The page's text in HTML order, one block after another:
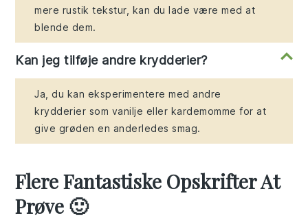
mere rustik tekstur, kan du lade være med at
blende dem.
Kan jeg tilføje andre krydderier?
Ja, du kan eksperimentere med andre
krydderier som vanilje eller kardemomme for at
give grøden en anderledes smag.
Flere Fantastiske Opskrifter At
Prøve 🙂